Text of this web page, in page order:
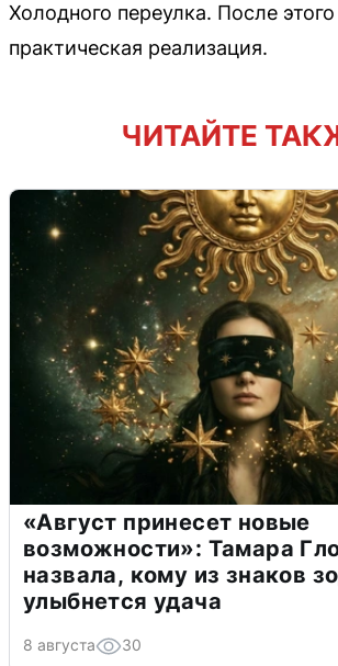
Холодного переулка. После этого
практическая реализация.
ЧИТАЙТЕ
«Август принесет новые
возможности»: Тамара
назвала, кому из знаков
улыбнется удача
8 августа 30